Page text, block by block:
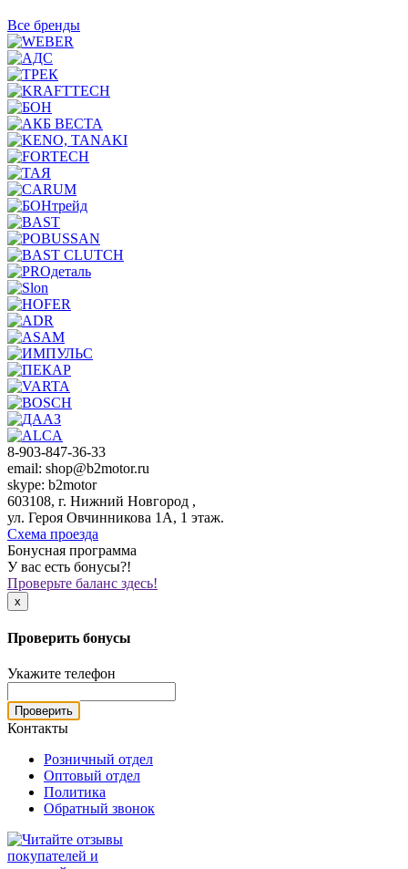
Все бренды
8-903-847-36-33
email: shop@b2motor.ru
skype: b2motor
603108, г. Нижний Новгород ,
ул. Героя Овчинникова 1А, 1 этаж.
Схема проезда
Бонусная программа
У вас есть бонусы?!
Проверьте баланс здесь!
x
Проверить бонусы
Укажите телефон
Проверить
Контакты
Розничный отдел
Оптовый отдел
Политика
Обратный звонок